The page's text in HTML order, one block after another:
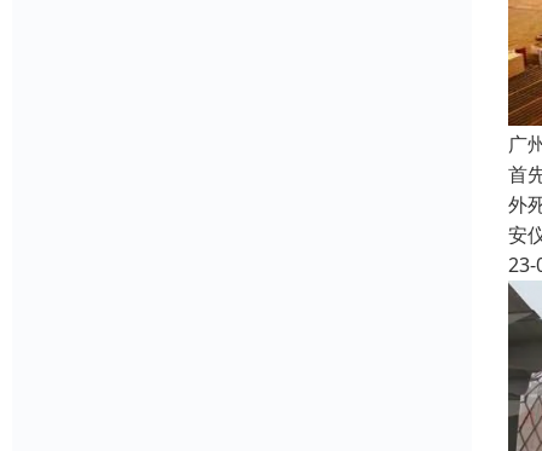
广
首
外
安
23-